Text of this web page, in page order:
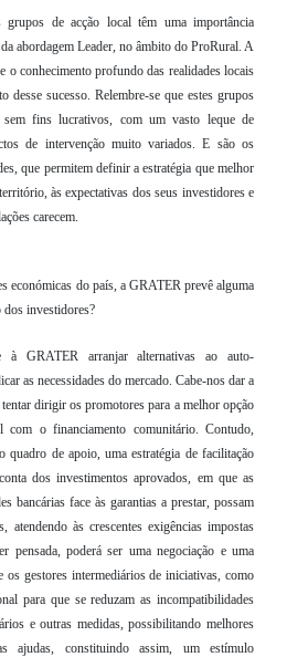
de acção local têm uma importância
abordagem Leader, no âmbito do ProRural. A
o conhecimento profundo das realidades locais
desse sucesso. Relembre-se que estes grupos
sem fins lucrativos, com um vasto leque de
de intervenção muito variados. E são os
que permitem definir a estratégia que melhor
às expectativas dos seus investidores e
carecem.
económicas do país, a GRATER prevê alguma
dos investidores?
à GRATER arranjar alternativas ao auto-
as necessidades do mercado. Cabe-nos dar a
dirigir os promotores para a melhor opção
com o financiamento comunitário. Contudo,
quadro de apoio, uma estratégia de facilitação
dos investimentos aprovados, em que as
bancárias face às garantias a prestar, possam
atendendo às crescentes exigências impostas
pensada, poderá ser uma negociação e uma
os gestores intermediários de iniciativas, como
para que se reduzam as incompatibilidades
e outras medidas, possibilitando melhores
ajudas, constituindo assim, um estímulo